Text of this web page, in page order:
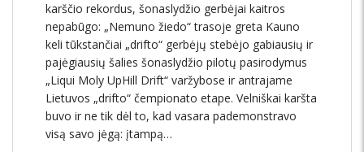
karščio rekordus, šonaslydžio gerbėjai kaitros
nepabūgo: „Nemuno žiedo“ trasoje greta Kauno
keli tūkstančiai „drifto“ gerbėjų stebėjo gabiausių ir
pajėgiausių šalies šonaslydžio pilotų pasirodymus
„Liqui Moly UpHill Drift“ varžybose ir antrajame
Lietuvos „drifto“ čempionato etape. Velniškai karšta
buvo ir ne tik dėl to, kad vasara pademonstravo
visą savo jėgą: įtampą…